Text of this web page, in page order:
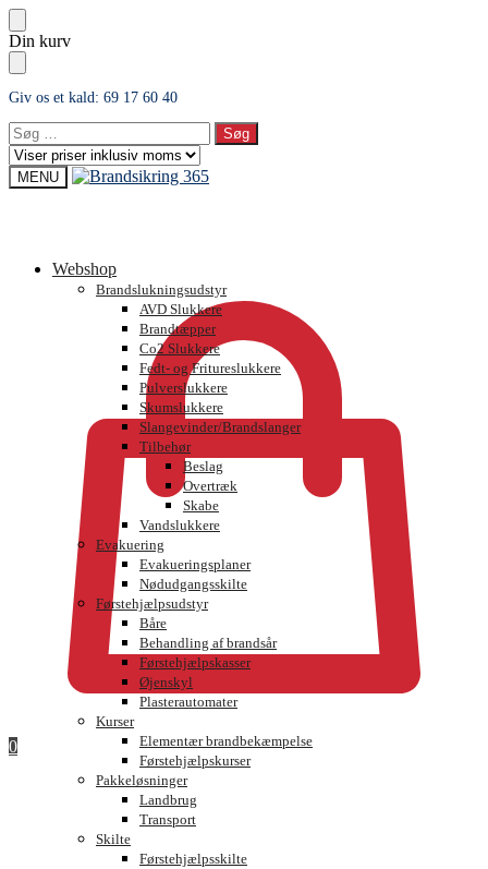
Skip
to
navigation
Skip
to
content
Din kurv
Giv os et kald: 69 17 60 40
Søg
efter:
MENU
0
Webshop
Brandslukningsudstyr
AVD Slukkere
Brandtæpper
Co2 Slukkere
Fedt- og Fritureslukkere
Pulverslukkere
Skumslukkere
Slangevinder/Brandslanger
Tilbehør
Beslag
Overtræk
Skabe
Vandslukkere
Evakuering
Evakueringsplaner
Nødudgangsskilte
Førstehjælpsudstyr
Båre
Behandling af brandsår
Førstehjælpskasser
Øjenskyl
Plasterautomater
Kurser
Elementær brandbekæmpelse
Førstehjælpskurser
Pakkeløsninger
Landbrug
Transport
Skilte
Førstehjælpsskilte